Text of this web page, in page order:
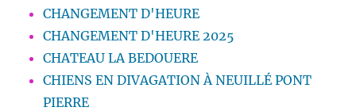
CHANGEMENT D'HEURE
CHANGEMENT D'HEURE 2025
CHATEAU LA BEDOUERE
CHIENS EN DIVAGATION À NEUILLÉ PONT
PIERRE